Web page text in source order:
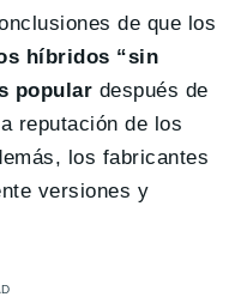
de que los
híbridos “sin
popular después de
reputación de los
los fabricantes
versiones y